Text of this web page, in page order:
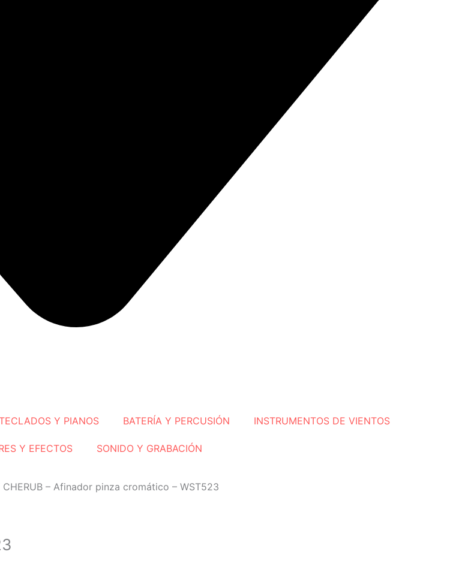
Y PIANOS BATERÍA Y PERCUSIÓN INSTRUMENTOS DE VIENTOS
Y EFECTOS SONIDO Y GRABACIÓN
CHERUB – Afinador pinza cromático – WST523